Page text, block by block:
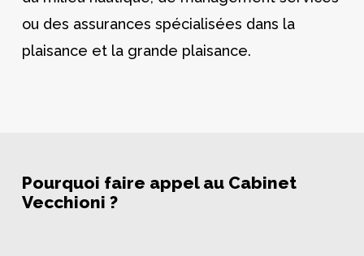
ou des assurances spécialisées dans la
plaisance et la grande plaisance.
Pourquoi faire appel au Cabinet
Vecchioni ?